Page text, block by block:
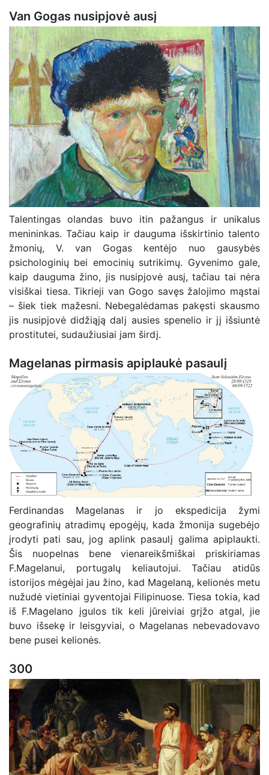
Van Gogas nusipjovė ausį
Talentingas olandas buvo itin pažangus ir unikalus
menininkas. Tačiau kaip ir dauguma išskirtinio talento
žmonių, V. van Gogas kentėjo nuo gausybės
psichologinių bei emocinių sutrikimų. Gyvenimo gale,
kaip dauguma žino, jis nusipjovė ausį, tačiau tai nėra
visiškai tiesa. Tikrieji van Gogo savęs žalojimo mąstai
– šiek tiek mažesni. Nebegalėdamas pakęsti skausmo
jis nusipjovė didžiąją dalį ausies spenelio ir jį išsiuntė
prostitutei, sudaužiusiai jam širdį.
Magelanas pirmasis apiplaukė pasaulį
Ferdinandas Magelanas ir jo ekspedicija žymi
geografinių atradimų epogėjų, kada žmonija sugebėjo
įrodyti pati sau, jog aplink pasaulį galima apiplaukti.
Šis nuopelnas bene vienareikšmiškai priskiriamas
F.Magelanui, portugalų keliautojui. Tačiau atidūs
istorijos mėgėjai jau žino, kad Magelaną, kelionės metu
nužudė vietiniai gyventojai Filipinuose. Tiesa tokia, kad
iš F.Magelano įgulos tik keli jūreiviai grįžo atgal, jie
buvo išsekę ir leisgyviai, o Magelanas nebevadovavo
bene pusei kelionės.
300